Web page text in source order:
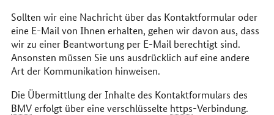
Sollten wir eine Nachricht über das Kontaktformular oder
eine E-Mail von Ihnen erhalten, gehen wir davon aus, dass
wir zu einer Beantwortung per E-Mail berechtigt sind.
Ansonsten müssen Sie uns ausdrücklich auf eine andere
Art der Kommunikation hinweisen.
Die Übermittlung der Inhalte des Kontaktformulars des
BMVerfolgt über eine verschlüsselte https-Verbindung.